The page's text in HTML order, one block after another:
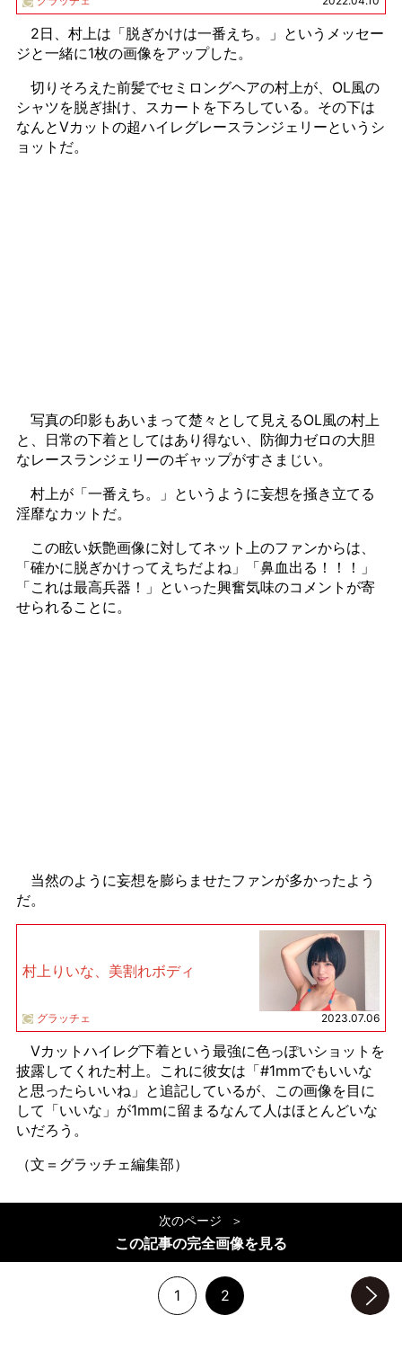
2日、村上は「脱ぎかけは一番えち。」というメッセー
ジと一緒に1枚の画像をアップした。
切りそろえた前髪でセミロングヘアの村上が、OL風の
シャツを脱ぎ掛け、スカートを下ろしている。その下は
なんとVカットの超ハイレグレースランジェリーというシ
ョットだ。
写真の印影もあいまって楚々として見えるOL風の村上
と、日常の下着としてはあり得ない、防御力ゼロの大胆
なレースランジェリーのギャップがすさまじい。
村上が「一番えち。」というように妄想を掻き立てる
淫靡なカットだ。
この眩い妖艶画像に対してネット上のファンからは、
「確かに脱ぎかけってえちだよね」「鼻血出る！！！」
「これは最高兵器！」といった興奮気味のコメントが寄
せられることに。
当然のように妄想を膨らませたファンが多かったよう
だ。
村上りいな、美割れボディ
グラッチェ 2023.07.06
Vカットハイレグ下着という最強に色っぽいショットを
披露してくれた村上。これに彼女は「#1mmでもいいな
と思ったらいいね」と追記しているが、この画像を目に
して「いいな」が1mmに留まるなんて人はほとんどいな
いだろう。
（文＝グラッチェ編集部）
次のページ
この記事の完全画像を見る
1 2